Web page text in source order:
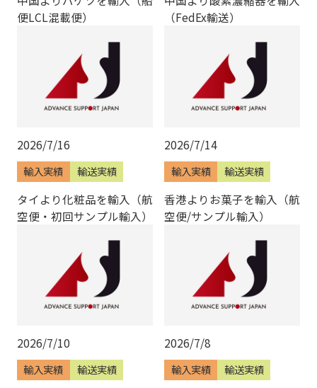
便LCL混載便）
（FedEx輸送）
2026/7/16
輸入実績 輸送実績
タイより化粧品を輸入（航
空便・初回サンプル輸入）
2026/7/14
輸入実績 輸送実績
香港よりお菓子を輸入（航
空便/サンプル輸入）
2026/7/10
輸入実績 輸送実績
2026/7/8
輸入実績 輸送実績